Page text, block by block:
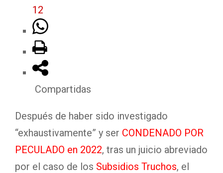
12
Compartidas
Después de haber sido investigado
“exhaustivamente” y ser CONDENADO POR
PECULADO en 2022, tras un juicio abreviado
por el caso de los Subsidios Truchos, el